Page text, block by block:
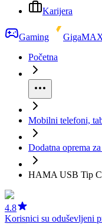
Karijera
Gaming
Početna
Mobilni telefoni,
Dodatna oprema
HAMA USB Tip
4.8
Korisnici su oduševljeni